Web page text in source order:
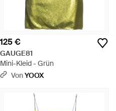
125 €
GAUGE81
Mini-Kleid - Grün
VonYOOX